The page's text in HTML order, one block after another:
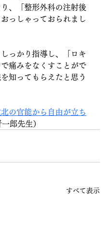
、「整形外科の注射後
っしゃっておられまし
っかり指導し、「ロキ
痛みをなくすことがで
知ってもらえたと思う
北の官能から自由が立ち
郎先生）
すべて表示